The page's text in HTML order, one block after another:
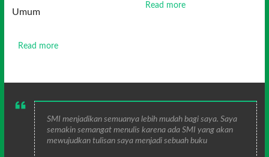
Umum
Read more
Read more
SMI menjadikan semuanya lebih mudah bagi saya. Saya
semakin semangat menulis karena ada SMI yang akan
mewujudkan tulisan saya menjadi sebuah buku